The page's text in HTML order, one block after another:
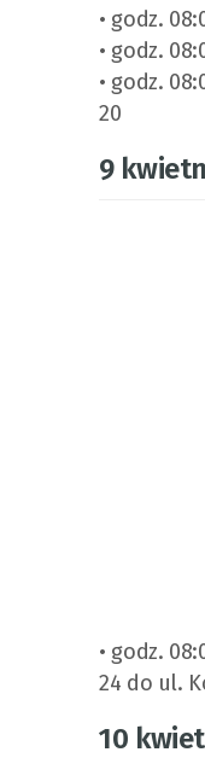
• godz.
• godz.
• godz.
20
9
• godz.
24 do ul.
10